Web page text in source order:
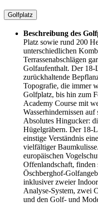
Golfplatz
Beschreibung des
Platz sowie rund 200
unterschiedlichen
Terrassenabschlägen
Golfaufenthalt. Der 18-
zurückhaltende
Topografie, die immer
Golfplatz, bis hin zum
Academy Course mit
Wasserhindernissen
Absolutes Hingucker:
Hügelgräbern. Der 18-
einstige Verständnis
vielfältiger
europäischen
Offenlandschaft,
Öschberghof-
inklusiver zweier
Analyse-System, zwei
und den Golf- und